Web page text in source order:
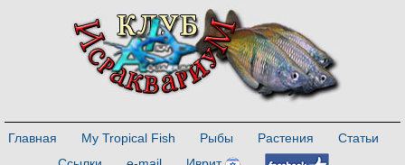
Главная My Tropical Fish Рыбы Растения
Статьи